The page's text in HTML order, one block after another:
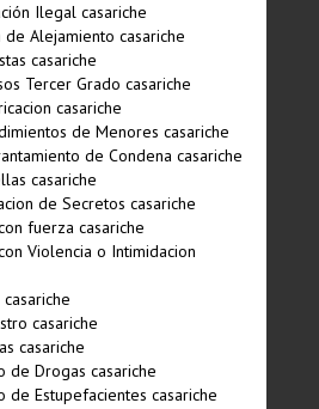
Ilegal casariche
Alejamiento casariche
casariche
Tercer Grado casariche
casariche
de Menores casariche
de Condena casariche
casariche
de Secretos casariche
fuerza casariche
Violencia o Intimidacion
casariche
casariche
de Drogas casariche
de Estupefacientes casariche